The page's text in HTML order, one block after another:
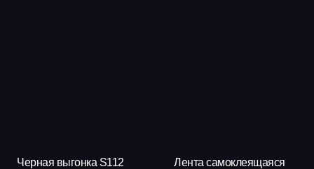
Черная выгонка S112
Лента самоклеящаяся